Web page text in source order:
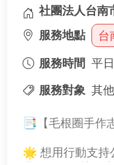
社團法人台南
服務地點
台
服務時間 平
服務對象 其他
📑【毛根圈手作
🌟 想用行動支持